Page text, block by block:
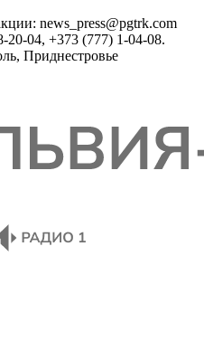
news_press@pgtrk.com
20-04, +373 (777) 1-04-08.
Приднестровье